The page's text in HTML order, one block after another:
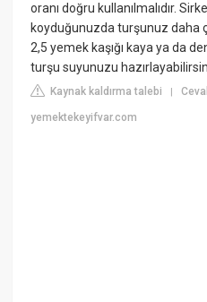
oranı doğru kullanılmalıdır.
koyduğunuzda turşunuz daha
2,5 yemek kaşığı kaya ya da
turşu suyunuzu
Kaynak kaldırma talebi |
yemektekeyifvar.com